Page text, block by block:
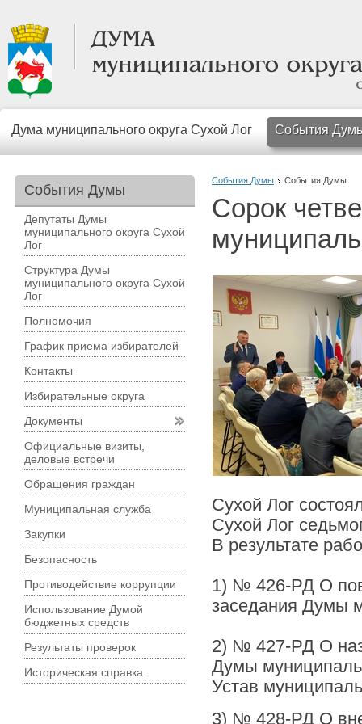
Дума муниципального округа Сухой Лог События
События Думы События Думы
Сорок
Сухой Лог
Сухой Лог
В результате
1) № 426-РД О
заседания Думы
2) № 427-РД О
Думы
Устав
3) № 428-РД О
События Думы
Депутаты Думы
муниципального округа Сухой
Лог
Структура Думы
муниципального округа Сухой
Лог
Полномочия
График приема избирателей
Контакты
Избирательные округа
Документы
Официальные визиты,
деловые встречи
Обращения граждан
Муниципальная служба
Закупки
Безопасность
Противодействие коррупции
Использование Думой
бюджетных средств
Результаты проверок
Историческая справка